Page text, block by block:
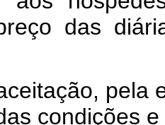
das
pela
condições